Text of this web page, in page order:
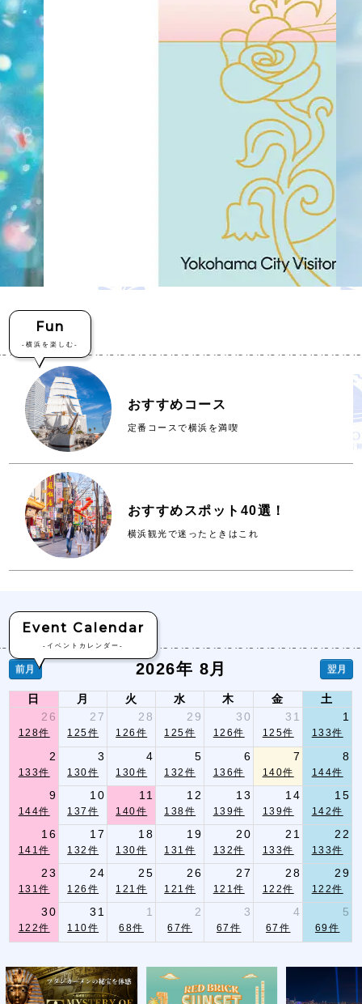
Fun
-横浜を楽しむ-
おすすめコース
定番コースで横浜を満喫
おすすめスポット40選！
横浜観光で迷ったときはこれ
Event Calendar
-イベントカレンダー-
前月 翌月
2026年 8月
日 月 火 水 木 金
土
26
27 28 29 30 31 1
128件 125件 126件 125件 126件 125件 133件
2 3 4 5 6 7 8
133件 130件 130件 132件 136件 140件 144件
9 10 11 12 13 14 15
144件 137件 140件 138件 139件 139件 142件
16 17 18 19 20 21 22
141件 132件 130件 131件 132件 133件 133件
23 24 25 26 27 28 29
131件 126件 121件 121件 121件 122件 122件
30 31 1 2 3 4 5
122件 110件 68件 67件 67件 67件 69件